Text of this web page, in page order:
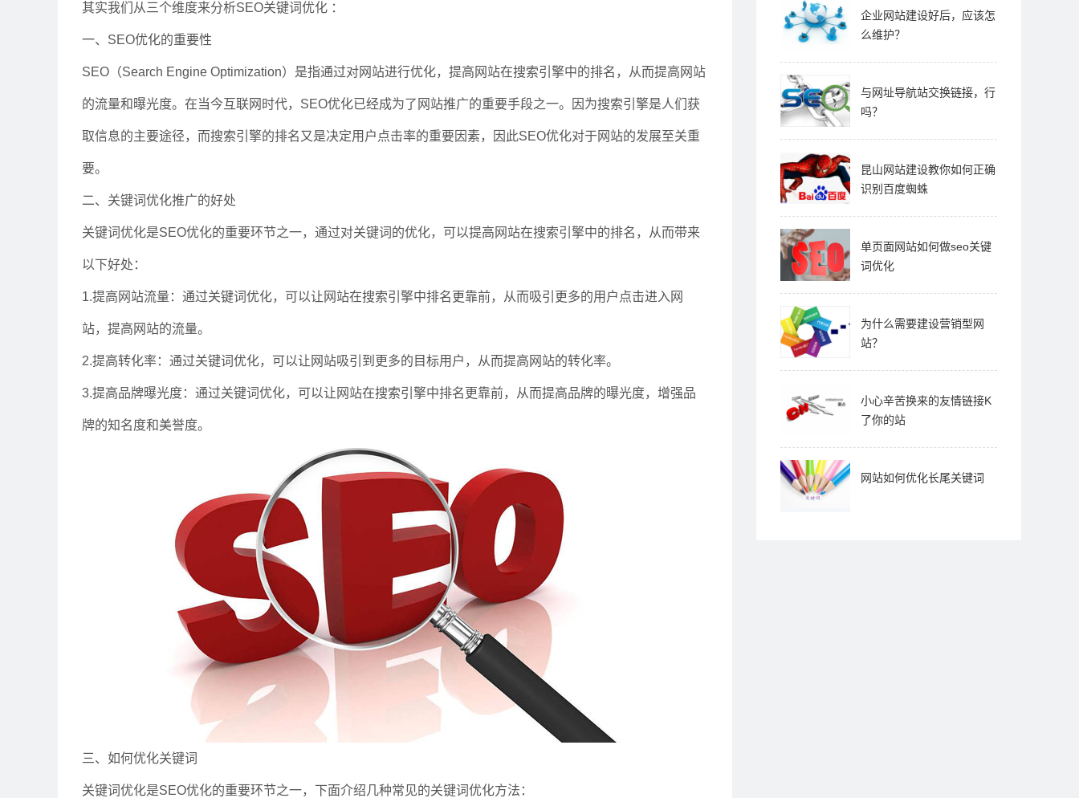
其实我们从三个维度来分析SEO关键词优化 ：
一、SEO优化的重要性
SEO（Search Engine Optimization）是指通过对网站进行优化，提高网站在搜索引擎中的排名，从而提高网站
的流量和曝光度。在当今互联网时代，SEO优化已经成为了网站推广的重要手段之一。因为搜索引擎是人们获
取信息的主要途径，而搜索引擎的排名又是决定用户点击率的重要因素，因此SEO优化对于网站的发展至关重
要。
二、关键词优化推广的好处
关键词优化是SEO优化的重要环节之一，通过对关键词的优化，可以提高网站在搜索引擎中的排名，从而带来
以下好处：
1.提高网站流量：通过关键词优化，可以让网站在搜索引擎中排名更靠前，从而吸引更多的用户点击进入网
站，提高网站的流量。
2.提高转化率：通过关键词优化，可以让网站吸引到更多的目标用户，从而提高网站的转化率。
3.提高品牌曝光度：通过关键词优化，可以让网站在搜索引擎中排名更靠前，从而提高品牌的曝光度，增强品
牌的知名度和美誉度。
三、如何优化关键词
关键词优化是SEO优化的重要环节之一，下面介绍几种常见的关键词优化方法：
企业网站建设好后，应该怎
么维护？
与网址导航站交换链接，行
吗？
昆山网站建设教你如何正确
识别百度蜘蛛
单页面网站如何做seo关键
词优化
为什么需要建设营销型网
站？
小心辛苦换来的友情链接K
了你的站
网站如何优化长尾关键词